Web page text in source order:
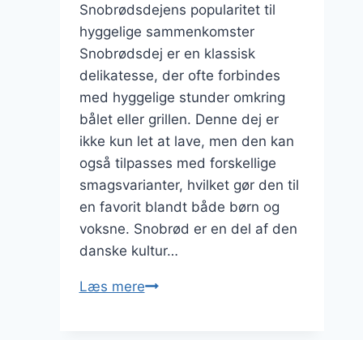
Snobrødsdejens popularitet til
hyggelige sammenkomster
Snobrødsdej er en klassisk
delikatesse, der ofte forbindes
med hyggelige stunder omkring
bålet eller grillen. Denne dej er
ikke kun let at lave, men den kan
også tilpasses med forskellige
smagsvarianter, hvilket gør den til
en favorit blandt både børn og
voksne. Snobrød er en del af den
danske kultur…
Læs mereSnobrødsdej